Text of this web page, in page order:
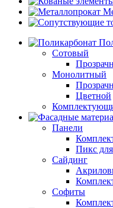
Сотовый
Монолитный
Цветной
Панели
Пикс
Сайдинг
Софиты